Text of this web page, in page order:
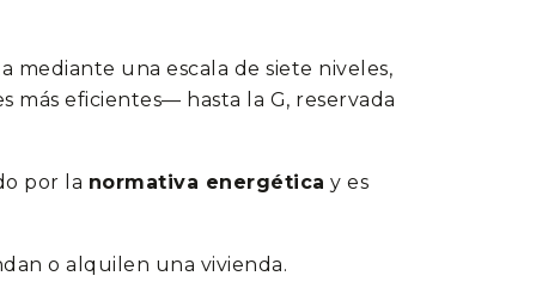
mediante una escala de siete niveles,
más eficientes— hasta la G, reservada
por la normativa energética y es
o alquilen una vivienda.